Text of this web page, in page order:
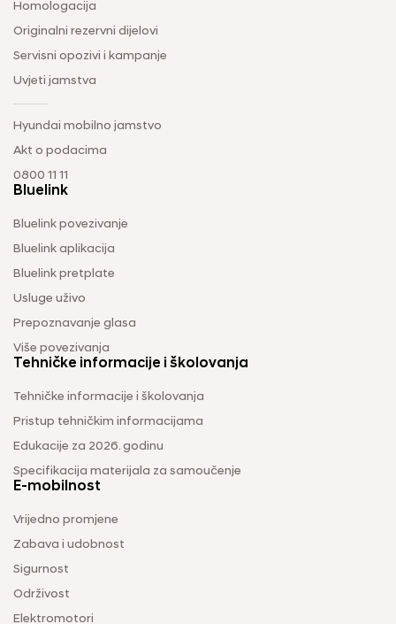
Homologacija
Originalni rezervni dijelovi
Servisni opozivi i kampanje
Uvjeti jamstva
Hyundai mobilno jamstvo
Akt o podacima
0800 11 11
Bluelink
Bluelink povezivanje
Bluelink aplikacija
Bluelink pretplate
Usluge uživo
Prepoznavanje glasa
Više povezivanja
Tehničke informacije i školovanja
Tehničke informacije i školovanja
Pristup tehničkim informacijama
Edukacije za 2026. godinu
Specifikacija materijala za samoučenje
E-mobilnost
Vrijedno promjene
Zabava i udobnost
Sigurnost
Održivost
Elektromotori